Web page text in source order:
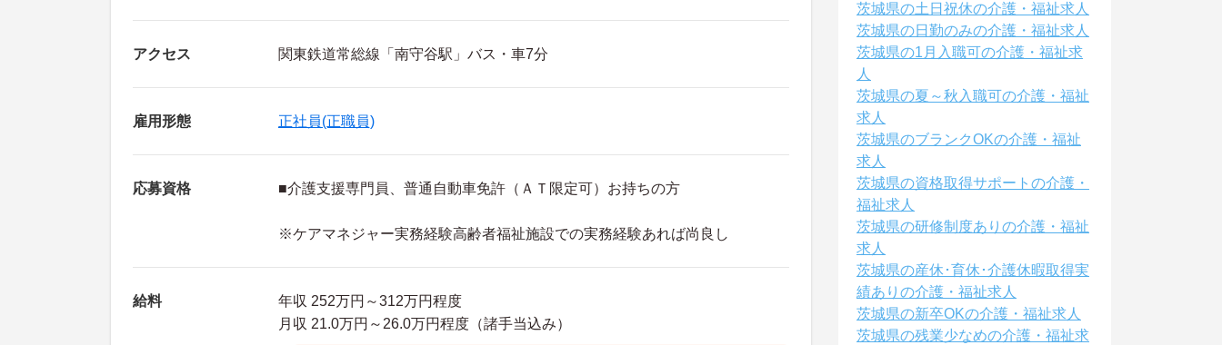
アクセス 関東鉄道常総線「南守谷駅」バス・車7分
雇用形態 正社員(正職員)
応募資格 ■介護支援専門員、普通自動車免許（ＡＴ限定可）お持ちの方
※ケアマネジャー実務経験高齢者福祉施設での実務経験あれば尚良し
給料
年収 252万円～312万円程度
月収 21.0万円～26.0万円程度（諸手当込み）
茨城県の土日祝休の介護・福祉求人
茨城県の日勤のみの介護・福祉求人
茨城県の1月入職可の介護・福祉求
人
茨城県の夏～秋入職可の介護・福祉
求人
茨城県のブランクOKの介護・福祉
求人
茨城県の資格取得サポートの介護・
福祉求人
茨城県の研修制度ありの介護・福祉
求人
茨城県の産休･育休･介護休暇取得実
績ありの介護・福祉求人
茨城県の新卒OKの介護・福祉求人
茨城県の残業少なめの介護・福祉求